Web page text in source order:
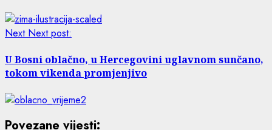
Next Next post:
U Bosni oblačno, u Hercegovini uglavnom sunčano,
tokom vikenda promjenjivo
Povezane vijesti: